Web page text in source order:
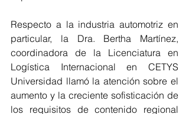
Respecto a la industria automotriz en
particular, la Dra. Bertha Martínez,
coordinadora de la Licenciatura en
Logística Internacional en CETYS
Universidad llamó la atención sobre el
aumento y la creciente sofisticación de
los requisitos de contenido regional